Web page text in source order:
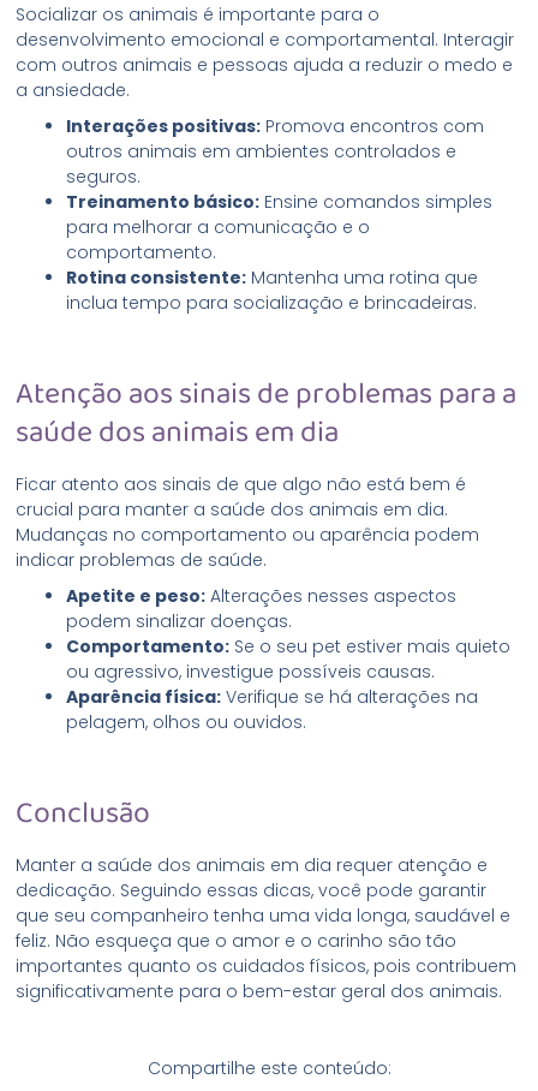
Socializar os animais é importante para o
desenvolvimento emocional e comportamental. Interagir
com outros animais e pessoas ajuda a reduzir o medo e
a ansiedade.
Interações positivas: Promova encontros com
outros animais em ambientes controlados e
seguros.
Treinamento básico: Ensine comandos simples
para melhorar a comunicação e o
comportamento.
Rotina consistente: Mantenha uma rotina que
inclua tempo para socialização e brincadeiras.
Atenção aos sinais de problemas para a
saúde dos animais em dia
Ficar atento aos sinais de que algo não está bem é
crucial para manter a saúde dos animais em dia.
Mudanças no comportamento ou aparência podem
indicar problemas de saúde.
Apetite e peso: Alterações nesses aspectos
podem sinalizar doenças.
Comportamento: Se o seu pet estiver mais quieto
ou agressivo, investigue possíveis causas.
Aparência física: Verifique se há alterações na
pelagem, olhos ou ouvidos.
Conclusão
Manter a saúde dos animais em dia requer atenção e
dedicação. Seguindo essas dicas, você pode garantir
que seu companheiro tenha uma vida longa, saudável e
feliz. Não esqueça que o amor e o carinho são tão
importantes quanto os cuidados físicos, pois contribuem
significativamente para o bem-estar geral dos animais.
Compartilhe este conteúdo: